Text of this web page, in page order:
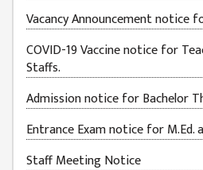
EMIS 2082-83
DOCUMENTS
NEWS &
EVENT
KMC
EVENT
CALENDAR
Vacancy Announcement notice
COVID-19 Vaccine notice for
Staffs.
Admission notice for Bachelor
Entrance Exam notice for M.Ed.
Staff Meeting Notice